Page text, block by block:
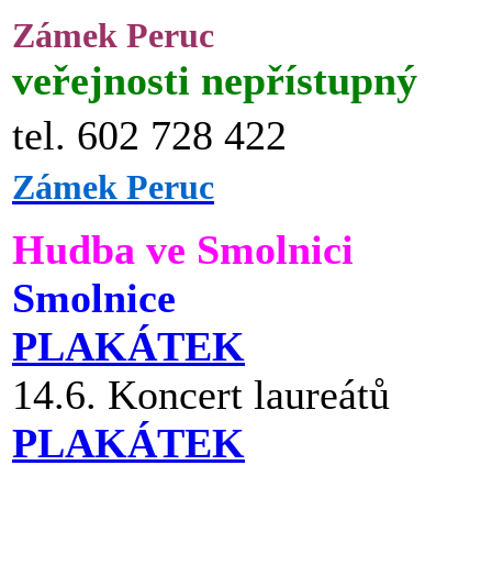
Zámek Peruc
veřejnosti nepřístupný
tel. 602 728 422
Zámek Peruc
Hudba ve Smolnici
Smolnice
PLAKÁTEK
14.6. Koncert laureátů
PLAKÁTEK